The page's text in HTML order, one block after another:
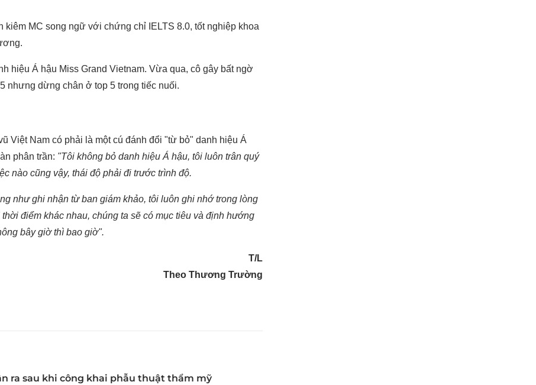
MC song ngữ với chứng chỉ IELTS 8.0, tốt nghiệp khoa
hiệu Á hậu Miss Grand Vietnam. Vừa qua, cô gây bất ngờ
nhưng dừng chân ở top 5 trong tiếc nuối.
Việt Nam có phải là một cú đánh đổi "từ bỏ" danh hiệu Á
phân trần: "Tôi không bỏ danh hiệu Á hậu, tôi luôn trân quý
nào cũng vậy, thái độ phải đi trước trình độ.
như ghi nhận từ ban giám khảo, tôi luôn ghi nhớ trong lòng
điểm khác nhau, chúng ta sẽ có mục tiêu và định hướng
bây giờ thì bao giờ".
T/L
Theo Thương Trường
ra sau khi công khai phẫu thuật thẩm mỹ